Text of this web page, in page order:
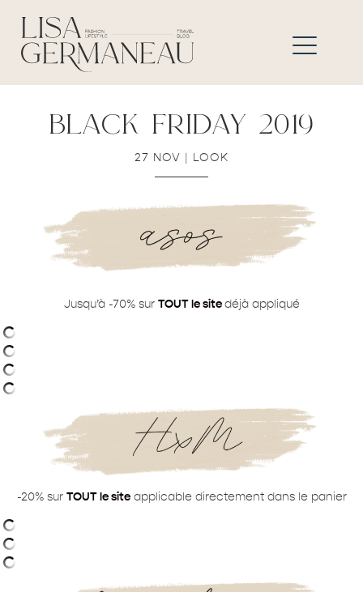
black friday 2019
27 NOV | LOOK
Jusqu’à -70% sur TOUT le site déjà appliqué
-20% sur TOUT le siteapplicable directement dans le panier